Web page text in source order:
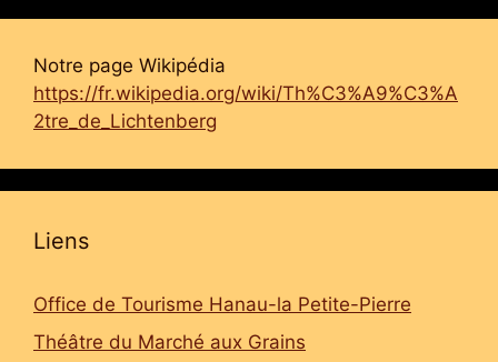
Notre page Wikipédia
https://fr.wikipedia.org/wiki/Th%C3%A9%C3%A
2tre_de_Lichtenberg
Liens
Office de Tourisme Hanau-la Petite-Pierre
Théâtre du Marché aux Grains